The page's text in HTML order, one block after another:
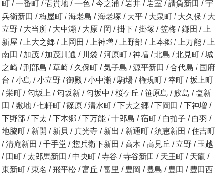
町 / 一番町 / 壱貫地 / 一色 / 今之浦 / 岩井 / 岩室 / 請負新田 / 宇
兵衛新田 / 梅屋町 / 海老島 / 海老塚 / 大平 / 大泉町 / 大久保 / 大
立野 / 大当所 / 大中瀬 / 大原 / 岡 / 掛下 / 掛塚 / 笠梅 / 鎌田 / 上
新屋 / 上大之郷 / 上岡田 / 上神増 / 上野部 / 上本郷 / 上万能 / 上
南田 / 加茂 / 加茂川通 / 川袋 / 河原町 / 神増 / 北島 / 北見町 / 城
之崎 / 刑部島 / 草崎 / 久保町 / 気子島 / 源平新田 / 合代島 / 国府
台 / 小島 / 小立野 / 御殿 / 小中瀬 / 駒場 / 権現町 / 幸町 / 坂上町
/ 栄町 / 匂坂上 / 匂坂新 / 匂坂中 / 桜ケ丘 / 笹原島 / 鮫島 / 塩新
田 / 敷地 / 七軒町 / 篠原 / 清水町 / 下大之郷 / 下岡田 / 下神増 /
下野部 / 下太 / 下本郷 / 下万能 / 十郎島 / 宿町 / 白拍子 / 白羽 /
地脇町 / 新開 / 新貝 / 真光寺 / 新出 / 新通町 / 須恵新田 / 住吉町
/ 清庵新田 / 千手堂 / 惣兵衛下新田 / 高木 / 高見丘 / 立野 / 玉越
/ 田町 / 太郎馬新田 / 中央町 / 寺谷 / 寺谷新田 / 天王町 / 天龍 /
東新町 / 東名 / 飛平松 / 富丘 / 富里 / 豊岡 / 豊島 / 豊田 / 豊田西